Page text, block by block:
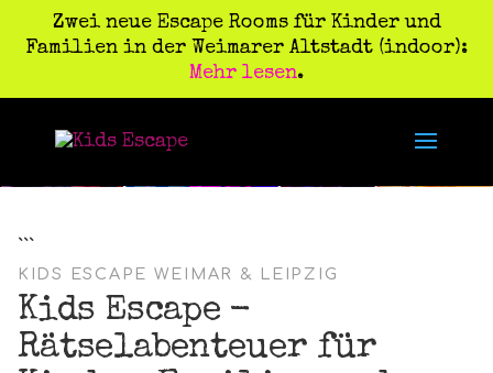
Zwei neue Escape Rooms für Kinder und
Familien in der Weimarer Altstadt (indoor):
Mehr lesen.
```
KIDS ESCAPE WEIMAR & LEIPZIG
Kids Escape -
Rätselabenteuer für